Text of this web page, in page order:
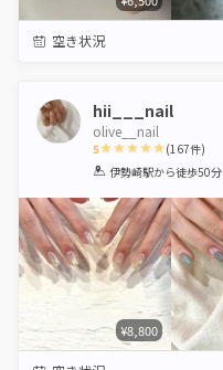
空き状況
hii___nail
olive__nail
5
1 2 3 4 5
(167件)
伊勢崎駅から徒歩50分
¥8,800